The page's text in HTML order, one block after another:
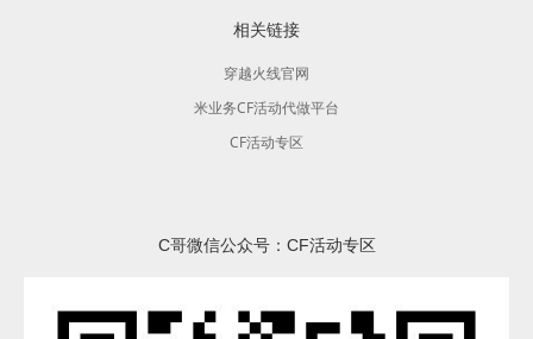
相关链接
穿越火线官网
米业务CF活动代做平台
CF活动专区
C哥微信公众号：CF活动专区